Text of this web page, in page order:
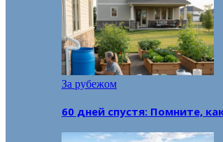
За рубежом
60 дней спустя: Помните,